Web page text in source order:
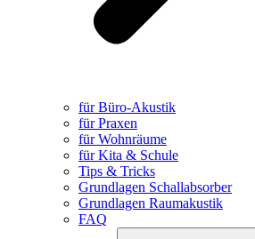
für Büro-Akustik
für Praxen
für Wohnräume
für Kita & Schule
Tips & Tricks
Grundlagen Schallabsorber
Grundlagen Raumakustik
FAQ